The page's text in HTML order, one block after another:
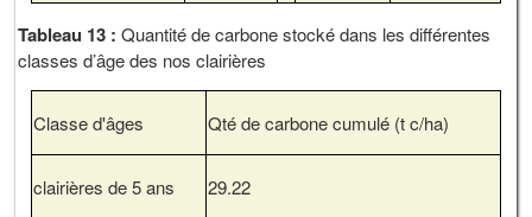
Tableau 13 : Quantité de carbone stocké dans les différentes
classes d’âge des nos clairières
Classe d'âges Qté de carbone cumulé (t c/ha)
clairières de 5 ans 29.22